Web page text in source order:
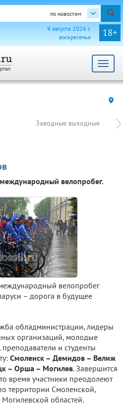
по новостям
18+
9 августа 2026 г.
воскресенье
Toggle
Заводные выходные
велопробег.
велопробег
– дорога в будущее
обладминистрации, лидеры
организаций, молодые
и студенты
Смоленск – Демидов – Велиж
– Орша – Могилев. Завершится
время участники преодолеют
территории Смоленской,
областей.